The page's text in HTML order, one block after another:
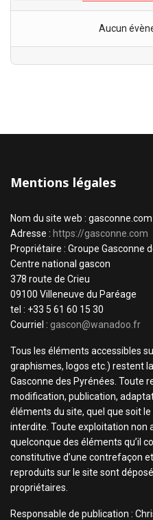
Aucun
Mentions légales
Nom du site web : gasconne.com
Adresse : https://gasconne.com
Propriétaire : Groupe Gasconne
Centre national gascon
378 route de Crieu
09100 Villeneuve du Paréage
tel : +33 5 61 60 15 30
Courriel : gascon@wanadoo.fr
Tous les éléments accessibles
graphismes, logos etc.) restent
Gasconne des Pyrénées. Toute
modification, publication,
éléments du site, quel que soit
interdite. Toute exploitation non
quelconque des éléments qu’il
constitutive d’une contrefaçon
reproduits sur le site sont
propriétaires.
Responsable de publication :